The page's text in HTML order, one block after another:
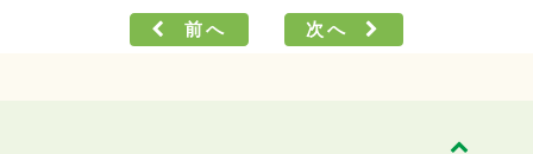
前へ 次へ